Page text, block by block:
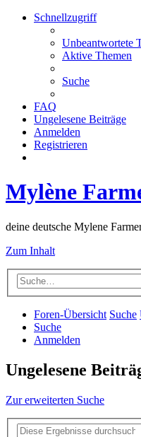
Schnellzugriff
Unbeantwortete
Aktive Themen
Suche
FAQ
Ungelesene Beiträge
Anmelden
Registrieren
Mylène
deine deutsche Mylene
Zum Inhalt
Foren-Übersicht Suche
Suche
Anmelden
Ungelesene
Zur erweiterten Suche